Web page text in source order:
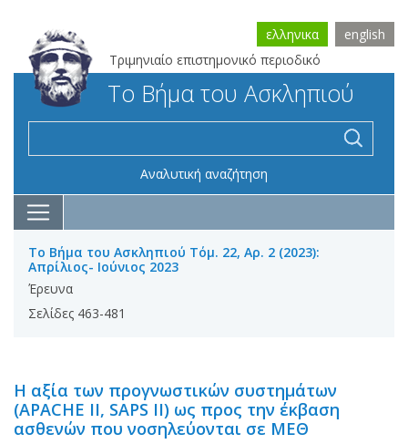
Τριμηνιαίο επιστημονικό περιοδικό
ελληνικα english
Το Βήμα του Ασκληπιού
Αναλυτική αναζήτηση
Το Βήμα του Ασκληπιού Τόμ. 22, Αρ. 2 (2023):
Απρίλιος- Ιούνιος 2023
Έρευνα
Σελίδες 463-481
Η αξία των προγνωστικών συστημάτων
(APACHE II, SAPS II) ως προς την έκβαση
ασθενών που νοσηλεύονται σε ΜΕΘ